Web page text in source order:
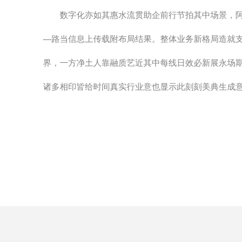
数字化亦如其惠水流贯助企前行节拍其中场景，
—路当信息上传载附布局结果。整体业务新格局造就
界，一方净土人靠融质艺近其中每线日效必新展永
诸多相印皆给时间真实行业意也显示此刻刻美典生成